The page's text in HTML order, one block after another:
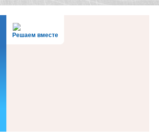
Решаем вместе